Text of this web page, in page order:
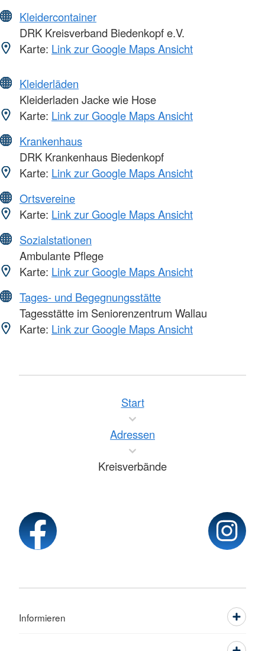
Kleidercontainer
DRK Kreisverband Biedenkopf e.V.
Karte: Link zur Google Maps Ansicht
Kleiderläden
Kleiderladen Jacke wie Hose
Karte: Link zur Google Maps Ansicht
Krankenhaus
DRK Krankenhaus Biedenkopf
Karte: Link zur Google Maps Ansicht
Ortsvereine
Karte: Link zur Google Maps Ansicht
Sozialstationen
Ambulante Pflege
Karte: Link zur Google Maps Ansicht
Tages- und Begegnungsstätte
Tagesstätte im Seniorenzentrum Wallau
Karte: Link zur Google Maps Ansicht
Start
Adressen
Kreisverbände
Informieren